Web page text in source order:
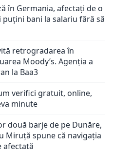
în Germania, afectați de o
bani la salariu fără să
retrogradarea în
Moody’s. Agenția a
la Baa3
verifici gratuit, online,
minute
două barje de pe Dunăre,
Miruță spune că navigația
afectată